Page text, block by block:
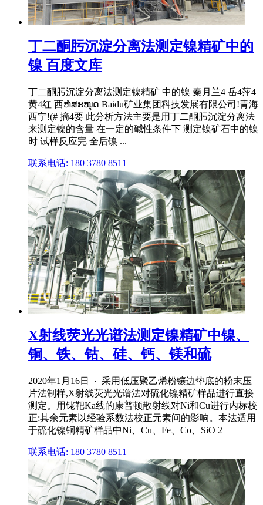
丁二酮肟沉淀分离法测定镍精矿中的
镍 百度文库
丁二酮肟沉淀分离法测定镍精矿 中的镍 秦月兰4 岳4萍4
黄4红 西ຫໍສະໝຸດ Baidu矿业集团科技发展有限公司!青海
西宁!(# 摘4要 此分析方法主要是用丁二酮肟沉淀分离法
来测定镍的含量 在一定的碱性条件下 测定镍矿石中的镍
时 试样反应完 全后镍 ...
联系电话: 180 3780 8511
X射线荧光光谱法测定镍精矿中镍、
铜、铁、钴、硅、钙、镁和硫
2020年1月16日 · 采用低压聚乙烯粉镶边垫底的粉末压
片法制样,X射线荧光光谱法对硫化镍精矿样品进行直接
测定。用铑靶Ka线的康普顿散射线对Ni和Cu进行内标校
正;其余元素以经验系数法校正元素间的影响。本法适用
于硫化镍铜精矿样品中Ni、Cu、Fe、Co、SiO 2
联系电话: 180 3780 8511